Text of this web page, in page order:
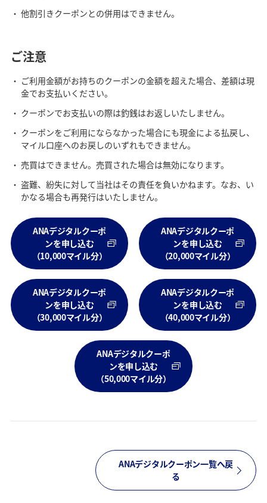
他割引きクーポンとの併用はできません。
ご注意
ご利用金額がお持ちのクーポンの金額を超えた場合、差額は現
金でお支払いください。
クーポンでお支払いの際は釣銭はお返しいたしません。
クーポンをご利用にならなかった場合にも現金による払戻し、
マイル口座へのお戻しのいずれもできません。
売買はできません。売買された場合は無効になります。
盗難、紛失に対して当社はその責任を負いかねます。なお、い
かなる場合も再発行はいたしません。
ANAデジタルクーポ
ンを申し込む
（10,000マイル分）
ANAデジタルクーポ
ンを申し込む
（20,000マイル分）
ANAデジタルクーポ
ンを申し込む
（30,000マイル分）
ANAデジタルクーポ
ンを申し込む
（40,000マイル分）
ANAデジタルクーポ
ンを申し込む
（50,000マイル分）
ANAデジタルクーポン一覧へ戻
る